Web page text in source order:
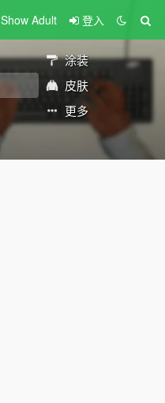
Show Adult 登入
涂装
皮肤
更多